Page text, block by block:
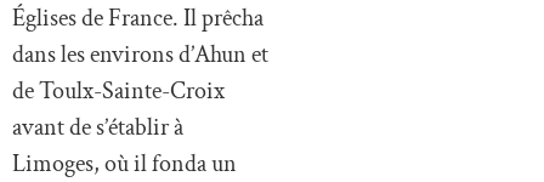
Églises de France. Il prêcha
dans les environs d’Ahun et
de Toulx-Sainte-Croix
avant de s’établir à
Limoges, où il fonda un